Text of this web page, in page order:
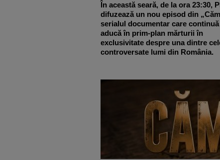
În această seară, de la ora 23:30,
difuzează un nou episod din
serialul documentar care continuă
aducă în prim-plan mărturii în
exclusivitate despre una dintre
controversate lumi din România.